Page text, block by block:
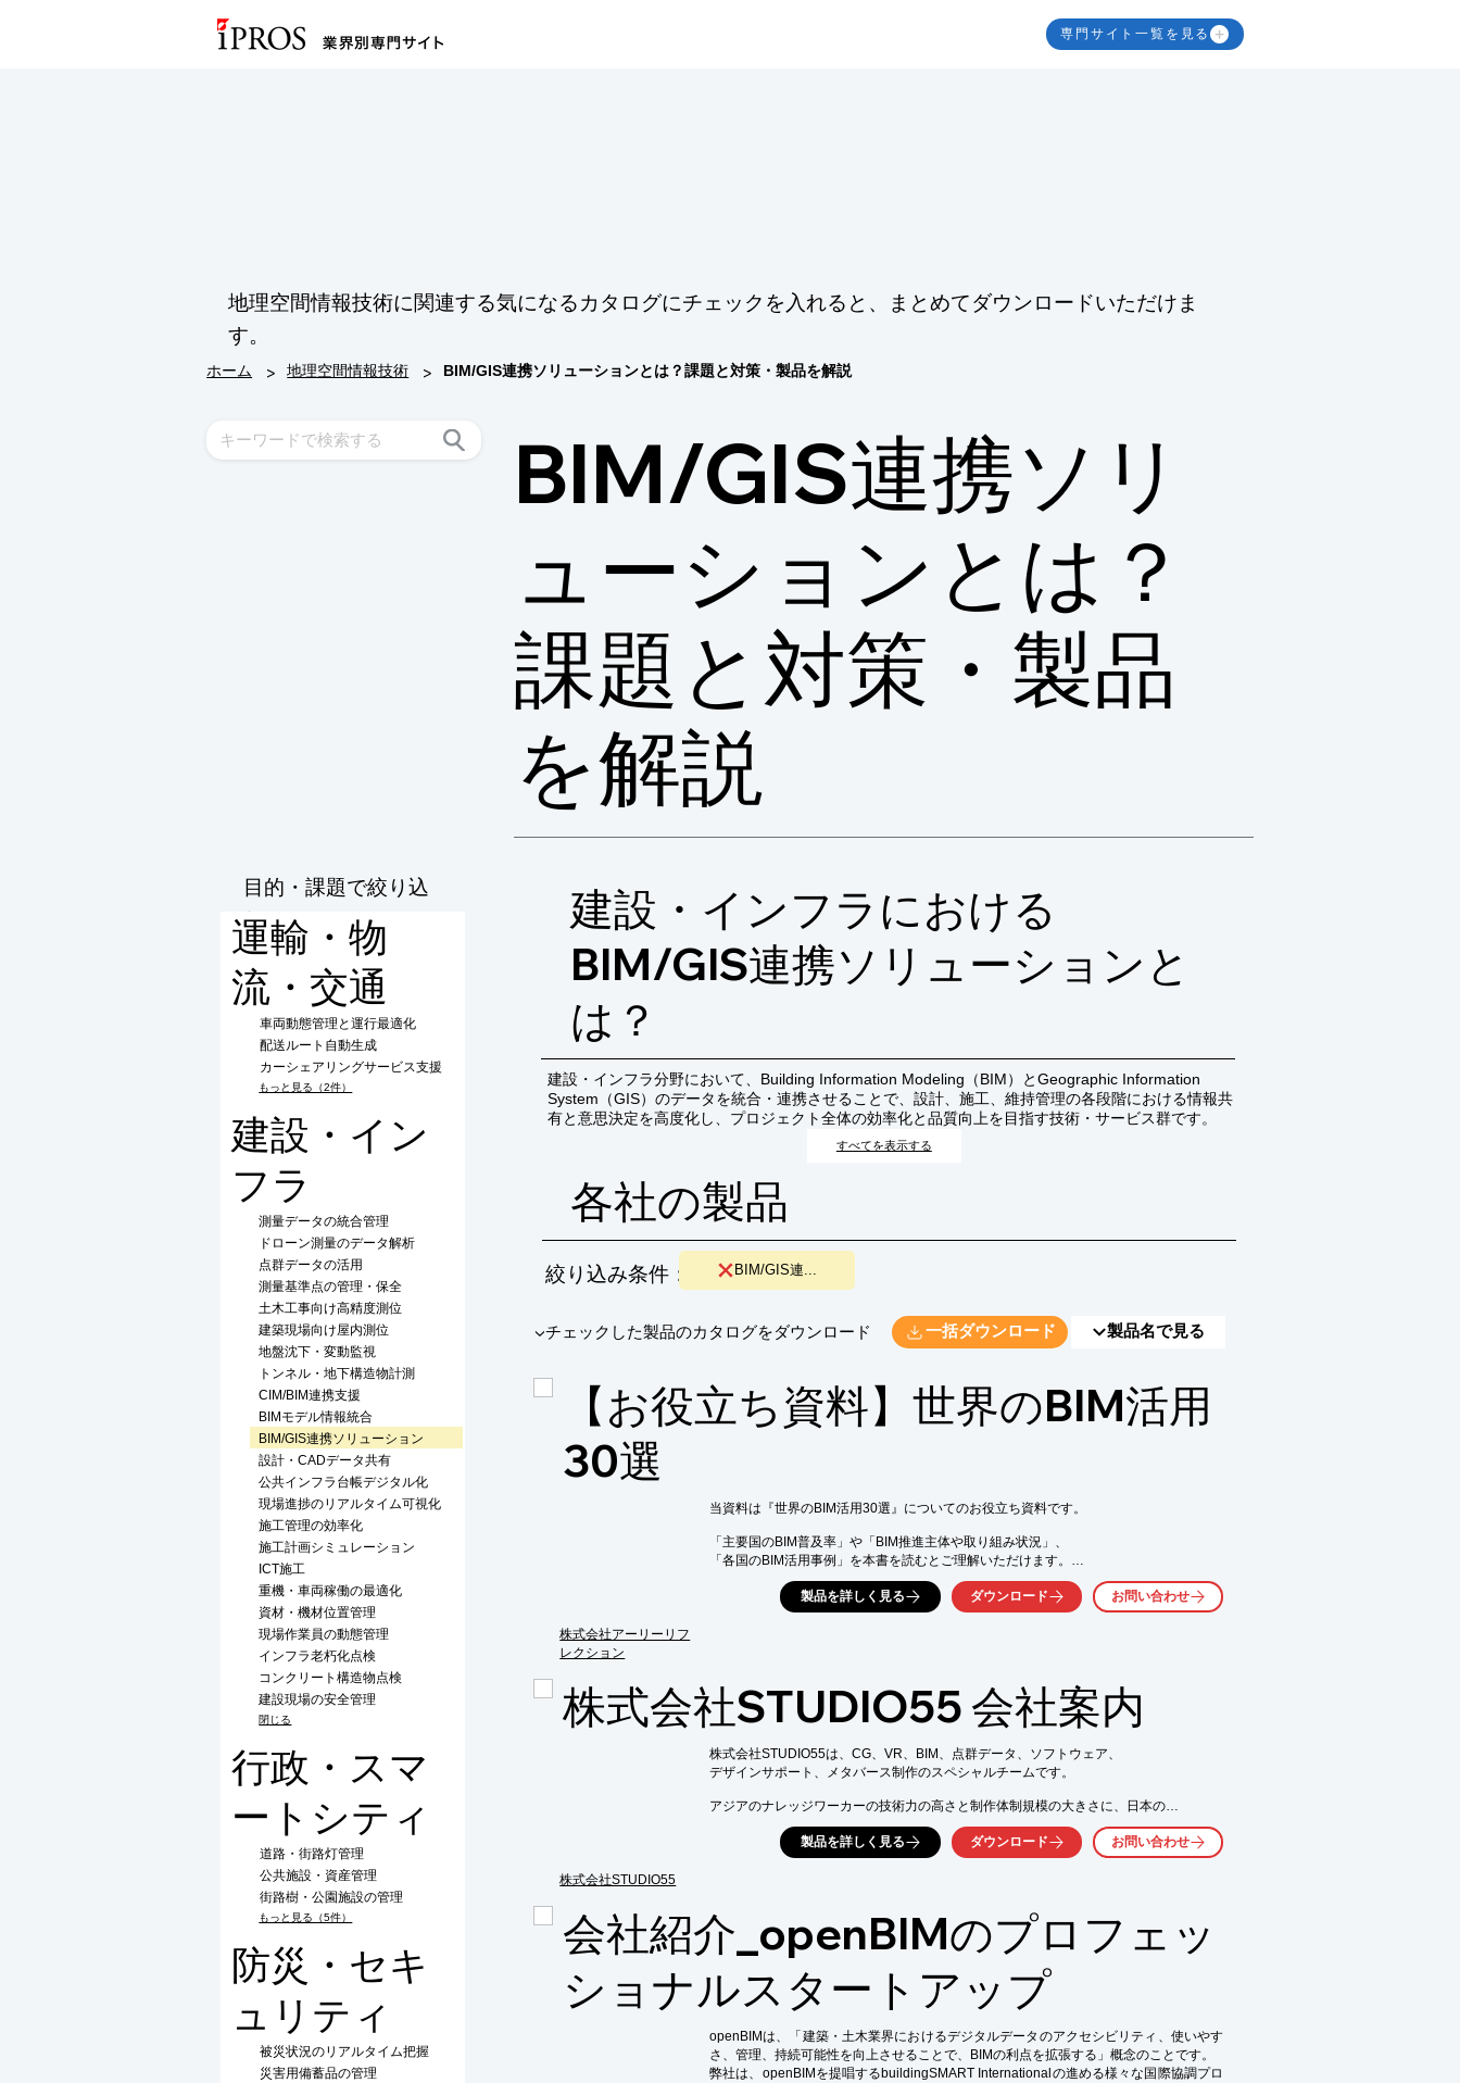
専門サイト一覧を見る
地理空間情報技術に関連する気になるカタログにチェックを入れると、まとめてダウンロードいただけま
す。
ホーム > 地理空間情報技術 > BIM/GIS連携ソリューションとは？課題と対策・製品を解説
BIM/GIS連携ソリ
ューションとは？
課題と対策・製品
を解説
目的・課題で絞り込
む
運輸・物
流・交通
車両動態管理と運行最適化
配送ルート自動生成
カーシェアリングサービス支援
もっと見る（2件）
建設・イン
フラ
測量データの統合管理
ドローン測量のデータ解析
点群データの活用
測量基準点の管理・保全
土木工事向け高精度測位
建築現場向け屋内測位
地盤沈下・変動監視
トンネル・地下構造物計測
CIM/BIM連携支援
BIMモデル情報統合
BIM/GIS連携ソリューション
設計・CADデータ共有
公共インフラ台帳デジタル化
現場進捗のリアルタイム可視化
施工管理の効率化
施工計画シミュレーション
ICT施工
重機・車両稼働の最適化
資材・機材位置管理
現場作業員の動態管理
インフラ老朽化点検
コンクリート構造物点検
建設現場の安全管理
閉じる
行政・スマ
ートシティ
道路・街路灯管理
公共施設・資産管理
街路樹・公園施設の管理
もっと見る（5件）
防災・セキ
ュリティ
被災状況のリアルタイム把握
災害用備蓄品の管理
建設・インフラにおける
BIM/GIS連携ソリューションと
は？
建設・インフラ分野において、Building Information Modeling（BIM）とGeographic Information
System（GIS）のデータを統合・連携させることで、設計、施工、維持管理の各段階における情報共
有と意思決定を高度化し、プロジェクト全体の効率化と品質向上を目指す技術・サービス群です。
すべてを表示する
各社の製品
絞り込み条件： BIM/GIS連...
​▼チェックした製品のカタログをダウンロード 一括ダウンロード 製品名で見る
【お役立ち資料】世界のBIM活用
30選
株式会社アーリーリフ
レクション
当資料は『世界のBIM活用30選』についてのお役立ち資料です。
「主要国のBIM普及率」や「BIM推進主体や取り組み状況」、
「各国のBIM活用事例」を本書を読むとご理解いただけます。
また、巻末にはBIM/CIM対応 施設管理クラウド「BIMSTOK」についても
ご紹介しております。是非、ご一読ください。
■BIM推進主体と取り組み状況の比較
■各国のBIM活用事例
■維持管理分野でのBIM/CIM活用
※詳しくはPDFをダウンロードしていただくか、お気軽にお問い合わせください。
製品を詳しく見る ダウンロード お問い合わせ
株式会社STUDIO55 会社案内
株式会社STUDIO55
株式会社STUDIO55は、CG、VR、BIM、点群データ、ソフトウェア、
デザインサポート、メタバース制作のスペシャルチームです。
アジアのナレッジワーカーの技術力の高さと制作体制規模の大きさに、日本の
デザインマネージメントがしっかりグリップした価値のあるサービスをご提供。
クライアントの皆様の「デザインデータの見える化」「建設・建築データの
■VR(Virtual Reality)
■VR office
■CGアニメーション
■BIM・点群
■パースペクティブ
■オリジナルメータバース構築
■各種ソフトウェア販売
※詳しくはPDF資料をご覧いただくか、お気軽にお問い合わせ下さい。
製品を詳しく見る ダウンロード お問い合わせ
会社紹介_openBIMのプロフェッ
ショナルスタートアップ
openBIMは、「建築・土木業界におけるデジタルデータのアクセシビリティ、使いやす
さ、管理、持続可能性を向上させることで、BIMの利点を拡張する」概念のことです。
弊社は、openBIMを提唱するbuildingSMART Internationalの進める様々な国際協調プロ